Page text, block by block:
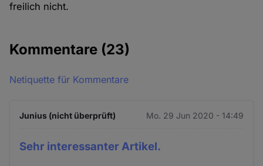
freilich nicht.
Kommentare (23)
Netiquette für Kommentare
Junius (nicht überprüft) Mo. 29 Jun 2020 - 14:49
Sehr interessanter Artikel.